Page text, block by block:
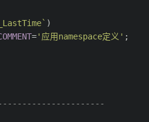
)
='应用namespace定义' ;